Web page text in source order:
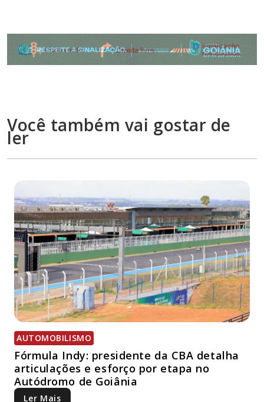
Você também vai gostar de
ler
AUTOMOBILISMO
Fórmula Indy: presidente da CBA detalha
articulações e esforço por etapa no
Autódromo de Goiânia
Ler Mais